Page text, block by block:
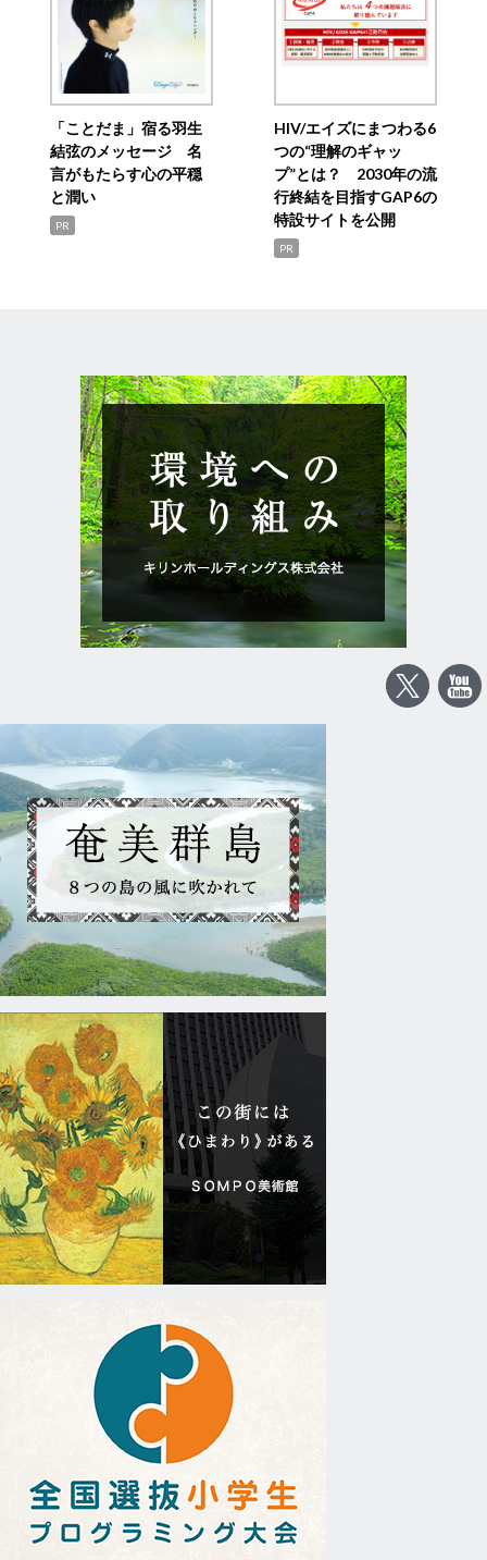
「ことだま」宿る羽生
結弦のメッセージ 名
言がもたらす心の平穏
と潤い
PR
HIV/エイズにまつわる6
つの“理解のギャッ
プ”とは？ 2030年の流
行終結を目指すGAP6の
特設サイトを公開
PR